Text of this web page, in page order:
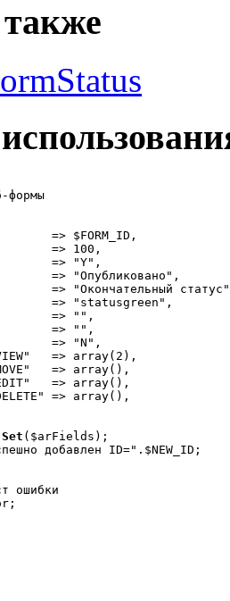
формы
($arFields);
добавлен ID=".$NEW_ID;